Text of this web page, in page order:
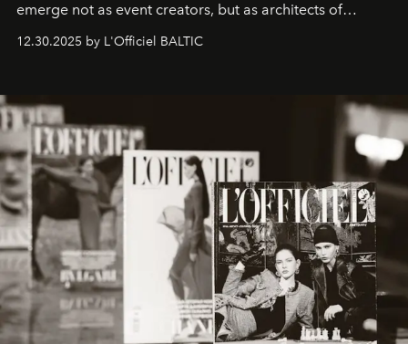
emerge not as event creators, but as architects of
ecosystems.
Sabrina Spinelli
brand strategist with three decades of mastery in luxury,
framework where creativity, commerce, and culture
converge with surgical precision.
12.30.2025 by L'Officiel BALTIC